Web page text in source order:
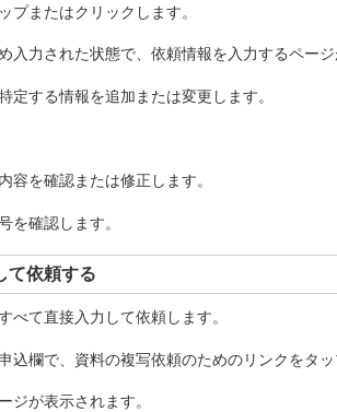
プまたはクリックします。
入力された状態で、依頼情報を入力するページ
定する情報を追加または変更します。
容を確認または修正します。
を確認します。
て依頼する
べて直接入力して依頼します。
込欄で、資料の複写依頼のためのリンクをタッ
ジが表示されます。